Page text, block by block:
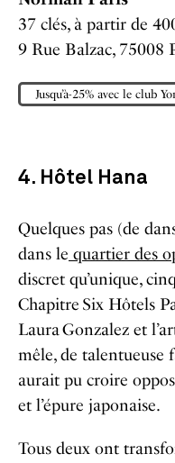
37 clés, à partir de
9 Rue Balzac, 75008
Jusqu’à-25% avec le club
4. Hôtel Hana
Quelques pas (de
dans le quartier des
discret qu’unique,
Chapitre Six Hôtels
Laura Gonzalez et
mêle, de talentueuse
aurait pu croire
et l’épure japonaise.
Tous deux ont